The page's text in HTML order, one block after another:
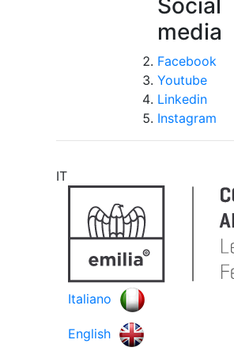
Social
media
Facebook
Youtube
Linkedin
Instagram
IT
Italiano
English